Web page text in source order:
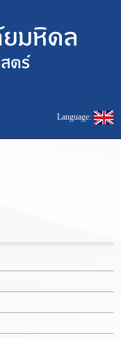
Language: